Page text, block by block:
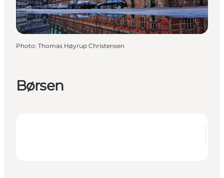
Børsen
Photo: Thomas Høyrup Christensen